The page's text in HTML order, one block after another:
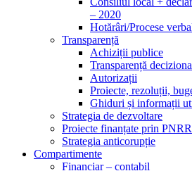
– 2020
Hotărâri/Procese
Transparență
Achiziții publice
Transparență
Autorizații
Proiecte, rezoluții,
Ghiduri și informații
Strategia de dezvoltare
Proiecte finanțate prin PNRR
Strategia anticorupție
Compartimente
Financiar – contabil